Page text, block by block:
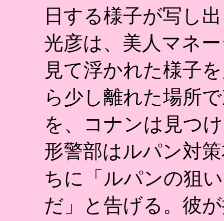
日する様子が写し
光彦は、美人マネ
見て浮かれた様子
ら少し離れた場所
を、コナンは見つ
形警部はルパン対
ちに「ルパンの狙
だ」と告げる。彼